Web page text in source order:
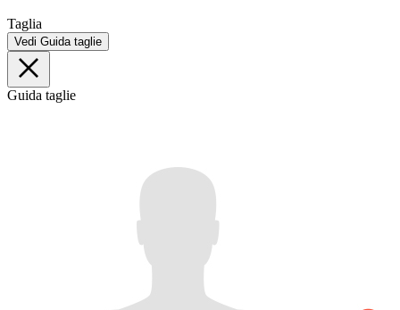
Taglia
Vedi Guida taglie
Guida taglie